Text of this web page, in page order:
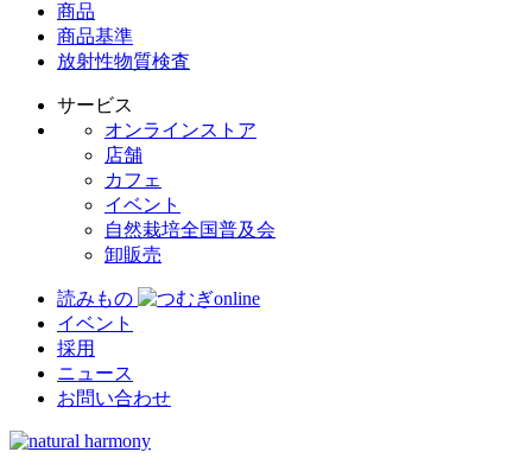
商品
商品基準
放射性物質検査
サービス
オンラインストア
店舗
カフェ
イベント
自然栽培全国普及会
卸販売
読みもの
イベント
採用
ニュース
お問い合わせ